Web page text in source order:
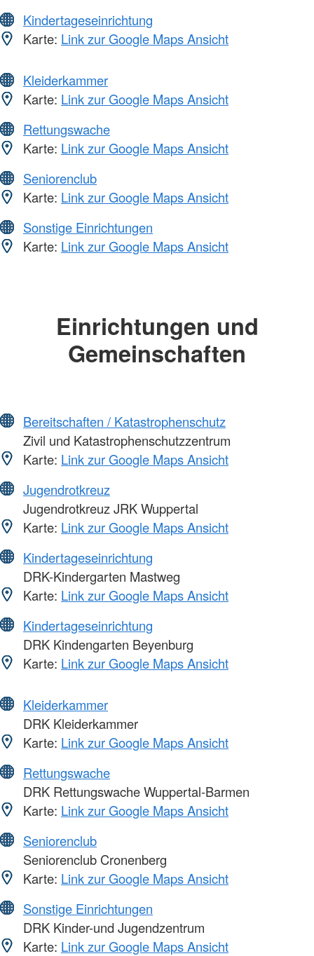
Kindertageseinrichtung
Karte: Link zur Google Maps Ansicht
Kleiderkammer
Karte: Link zur Google Maps Ansicht
Rettungswache
Karte: Link zur Google Maps Ansicht
Seniorenclub
Karte: Link zur Google Maps Ansicht
Sonstige Einrichtungen
Karte: Link zur Google Maps Ansicht
Einrichtungen und
Gemeinschaften
Bereitschaften / Katastrophenschutz
Zivil und Katastrophenschutzzentrum
Karte: Link zur Google Maps Ansicht
Jugendrotkreuz
Jugendrotkreuz JRK Wuppertal
Karte: Link zur Google Maps Ansicht
Kindertageseinrichtung
DRK-Kindergarten Mastweg
Karte: Link zur Google Maps Ansicht
Kindertageseinrichtung
DRK Kindengarten Beyenburg
Karte: Link zur Google Maps Ansicht
Kleiderkammer
DRK Kleiderkammer
Karte: Link zur Google Maps Ansicht
Rettungswache
DRK Rettungswache Wuppertal-Barmen
Karte: Link zur Google Maps Ansicht
Seniorenclub
Seniorenclub Cronenberg
Karte: Link zur Google Maps Ansicht
Sonstige Einrichtungen
DRK Kinder-und Jugendzentrum
Karte: Link zur Google Maps Ansicht